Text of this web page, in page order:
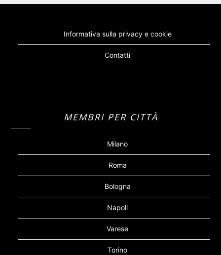
Informativa sulla privacy e cookie
Contatti
MEMBRI PER CITTÀ
Milano
Roma
Bologna
Napoli
Varese
Torino